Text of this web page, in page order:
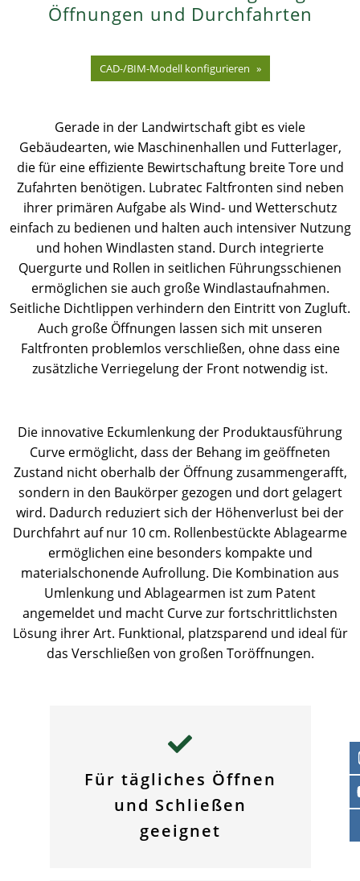
Beruf und Karriere
Öffnungen und Durchfahrten
CAD-/BIM-Modell konfigurieren
Gerade in der Landwirtschaft gibt es viele
Gebäudearten, wie Maschinenhallen und Futterlager,
die für eine effiziente Bewirtschaftung breite Tore und
Zufahrten benötigen. Lubratec Faltfronten sind neben
ihrer primären Aufgabe als Wind- und Wetterschutz
einfach zu bedienen und halten auch intensiver Nutzung
und hohen Windlasten stand. Durch integrierte
Quergurte und Rollen in seitlichen Führungsschienen
ermöglichen sie auch große Windlastaufnahmen.
Seitliche Dichtlippen verhindern den Eintritt von Zugluft.
Auch große Öffnungen lassen sich mit unseren
Faltfronten problemlos verschließen, ohne dass eine
zusätzliche Verriegelung der Front notwendig ist.
Die innovative Eckumlenkung der Produktausführung
Curve ermöglicht, dass der Behang im geöffneten
Zustand nicht oberhalb der Öffnung zusammengerafft,
sondern in den Baukörper gezogen und dort gelagert
wird. Dadurch reduziert sich der Höhenverlust bei der
Durchfahrt auf nur 10 cm. Rollenbestückte Ablagearme
ermöglichen eine besonders kompakte und
materialschonende Aufrollung. Die Kombination aus
Umlenkung und Ablagearmen ist zum Patent
angemeldet und macht Curve zur fortschrittlichsten
Lösung ihrer Art. Funktional, platzsparend und ideal für
das Verschließen von großen Toröffnungen.
Für tägliches Öffnen
und Schließen
geeignet